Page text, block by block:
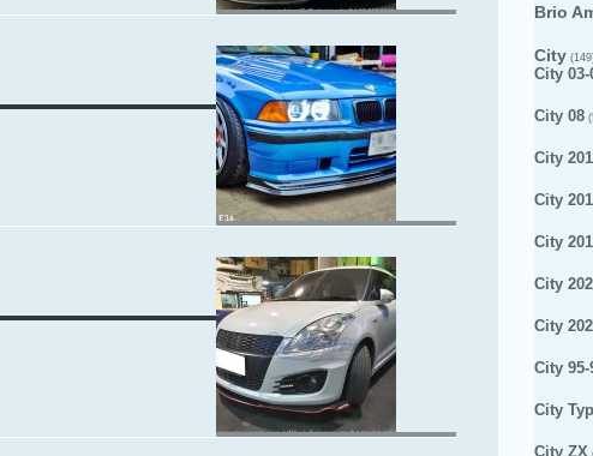
Brio
City
City 03-
City 08
City
City
City
City
City
City 95-
City
City ZX